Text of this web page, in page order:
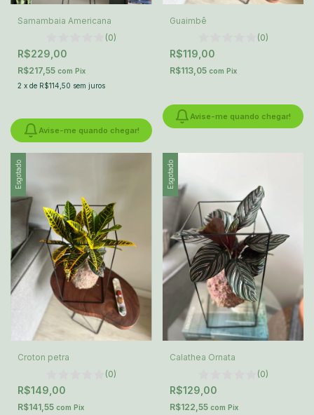
Samambaia Americana
(0)
R$229,00
R$217,55 com Pix
2 x de R$114,50 sem juros
Avise-me quando chegar!
Guaimbê
(0)
R$119,00
R$113,05 com Pix
Avise-me quando chegar!
Esgotado
Croton petra
(0)
R$149,00
R$141,55 com Pix
Esgotado
Calathea Ornata
(0)
R$129,00
R$122,55 com Pix